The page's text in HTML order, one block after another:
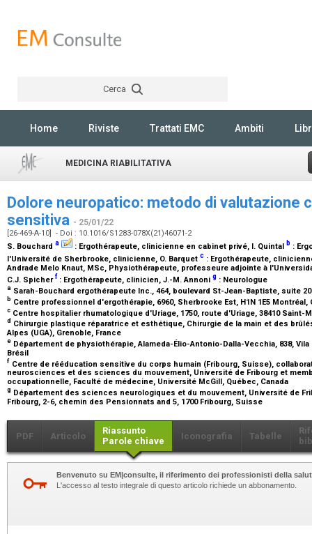
Cerca
Home Riviste Trattati EMC Ambiti
MEDICINA RIABILITATIVA
Dolore neuropatico: metodo di valutazione
sensitiva - 25/01/22
[26-469-A-10] - Doi : 10.1016/S1283-078X(21)46071-2
S. Bouchard a : Ergothérapeute, clinicienne en cabinet privé, I. Quintal b :
l'Université de Sherbrooke, clinicienne, O. Barquet c : Ergothérapeute,
Andrade Melo Knaut, MSc, Physiothérapeute, professeure adjointe à
C.J. Spicherf : Ergothérapeute, clinicien, J.-M. Annoni g : Neurologue
a Sarah-Bouchard ergothérapeute Inc., 464, boulevard St-Jean-Baptiste, suite
b Centre professionnel d'ergothérapie, 6960, Sherbrooke Est, H1N 1E5 Montréal,
c Centre hospitalier rhumatologique d'Uriage, 1750, route d'Uriage, 38410 Saint-
d Chirurgie plastique réparatrice et esthétique, Chirurgie de la main et des
Alpes (UGA), Grenoble, France
e Département de physiothérapie, Alameda-Élio-Antonio-Dalla-Vecchia, 838, Vila
Brésil
f Centre de rééducation sensitive du corps humain (Fribourg, Suisse),
neurosciences et des sciences du mouvement, Université de Fribourg et
occupationnelle, Faculté de médecine, Université McGill, Québec, Canada
g Département des sciences neurologiques et du mouvement, Université de
Fribourg, 2-6, chemin des Pensionnats and 5, 1700 Fribourg, Suisse
PDF Articolo
Riassunto
Parole chiave
Iconografia Tabelle
Benvenuto su EM|consulte, il riferimento dei professionisti della
L'accesso al testo integrale di questo articolo richiede un abbonamento.